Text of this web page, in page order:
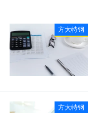
方大特钢
方大特钢